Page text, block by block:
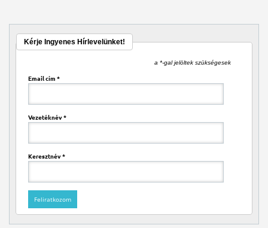
Kérje Ingyenes Hírlevelünket!
a *-gal jelöltek szükségesek
Email cím *
Vezetéknév*
Keresztnév*